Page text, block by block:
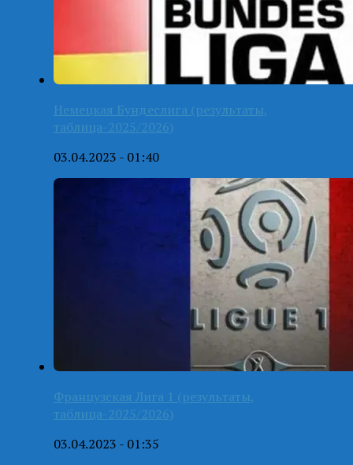
Немецкая Бундеслига (результаты,
таблица-2025/2026)
03.04.2023 - 01:40
Французская Лига 1 (результаты,
таблица-2025/2026)
03.04.2023 - 01:35